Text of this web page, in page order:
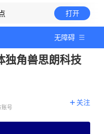
打开
无障碍
独角兽思朗科技
账号
关注